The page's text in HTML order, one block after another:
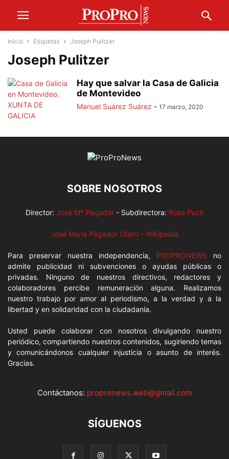
Inicio Etiquetas Joseph Pulitzer
Joseph Pulitzer
Hay que salvar la Casa de Galicia
de Montevideo
Manuel Suárez Suárez - 17 marzo, 2020
SOBRE NOSOTROS
Director: José Mª Pagador- Subdirectora: Rosa Puch
José María Pagador Otero - Wikipedia
Para preservar nuestra independencia, PROPRONEWS no
admite publicidad ni subvenciones o ayudas públicas o
privadas. Ninguno de nuestros directivos, redactores y
colaboradores percibe remuneración alguna. Realizamos
nuestro trabajo por amor al periodismo, a la verdad y a la
libertad y en solidaridad con la ciudadanía.
Usted puede colaborar con nosotros divulgando nuestro
periódico, compartiendo nuestros contenidos, sugiriendo temas
y comunicándonos cualquier injusticia o asunto de interés.
Gracias.
Contáctanos: propronews.web@gmail.com
SÍGUENOS